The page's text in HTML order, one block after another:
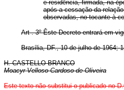
e residência, firmada, na
após a cessação da
observadas, no tocante à
Art . 3º Êste Decreto entrará em
Brasília, DF., 10 de julho de 1964;
H. CASTELLO BRANCO
Moacyr Velloso Cardoso de Oliveira
Este texto não substitui o publicado no